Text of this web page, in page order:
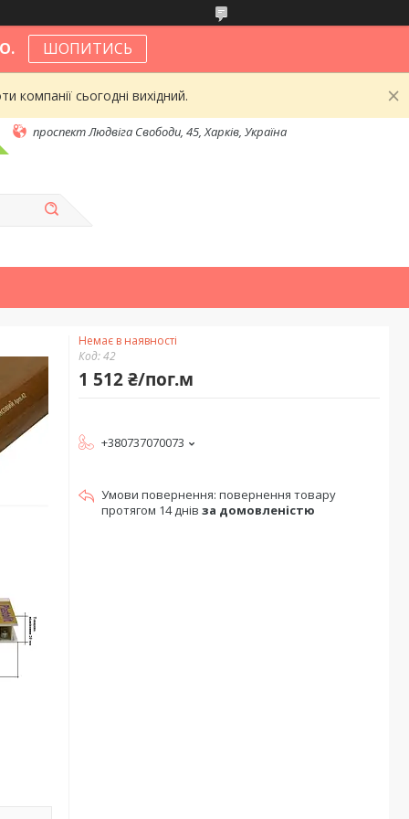
ШОПИТИСЬ
сьогодні вихідний.
проспект Людвіга Свободи, 45, Харків, Україна
Немає в наявності
Код:42
1 512 ₴/пог.м
+380737070073
повернення товару
протягом 14 днів за домовленістю